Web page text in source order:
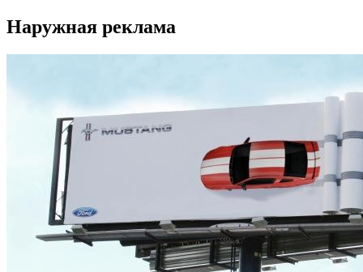
Наружная реклама